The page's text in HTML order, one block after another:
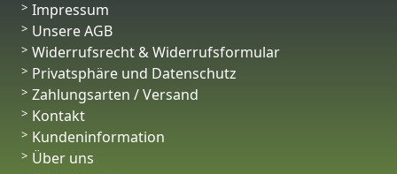
Impressum
Unsere AGB
Widerrufsrecht & Widerrufsformular
Privatsphäre und Datenschutz
Zahlungsarten / Versand
Kontakt
Kundeninformation
Über uns